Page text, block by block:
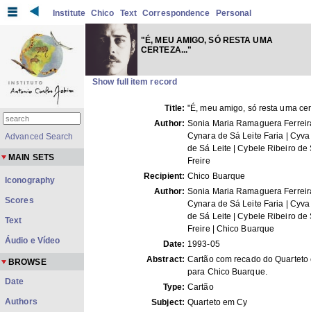
Institute Chico Text Correspondence Personal
"É, MEU AMIGO, SÓ RESTA UMA
CERTEZA..."
Show full item record
Title: "É, meu amigo, só resta uma
Author: Sonia Maria Ramaguera
Cynara de Sá Leite Faria |
de Sá Leite | Cybele Ribeiro de
Freire
Recipient: Chico Buarque
Author: Sonia Maria Ramaguera
Cynara de Sá Leite Faria |
de Sá Leite | Cybele Ribeiro de
Freire | Chico Buarque
Date: 1993-05
Abstract: Cartão com recado do Quarteto
para Chico Buarque.
Type: Cartão
Subject: Quarteto em Cy
Advanced Search
MAIN SETS
Iconography
Scores
Text
Áudio e Vídeo
BROWSE
Date
Authors